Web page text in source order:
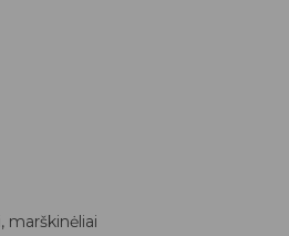
marškinėliai